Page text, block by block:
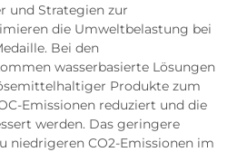
und Strategien zur
die Umweltbelastung bei
Bei den
wasserbasierte Lösungen
Produkte zum
Emissionen reduziert und die
werden. Das geringere
niedrigeren CO2-Emissionen im